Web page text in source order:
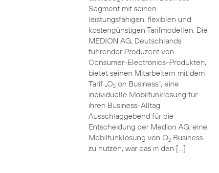
Segment mit seinen
leistungsfähigen, flexiblen und
kostengünstigen Tarifmodellen. Die
MEDION AG, Deutschlands
führender Produzent von
Consumer-Electronics-Produkten,
bietet seinen Mitarbeitern mit dem
Tarif „O2on Business“, eine
individuelle Mobilfunklösung für
ihren Business-Alltag.
Ausschlaggebend für die
Entscheidung der Medion AG, eine
Mobilfunklösung von O2Business
zu nutzen, war das in den […]